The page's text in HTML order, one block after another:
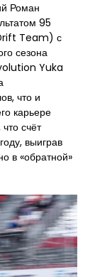
Роман
95
Team) с
сезона
Yuka
что и
карьере
счёт
выиграв
в «обратной»